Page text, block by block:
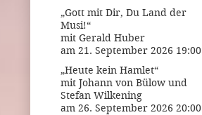
„Gott mit Dir, Du Land der
Musi!“
mit Gerald Huber
am 21. September 2026 19:00
„Heute kein Hamlet“
mit Johann von Bülow und
Stefan Wilkening
am 26. September 2026 20:00